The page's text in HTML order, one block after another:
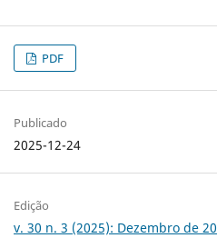
PDF
Publicado
2025-12-24
Edição
v. 30 n. 3 (2025): Dezembro de